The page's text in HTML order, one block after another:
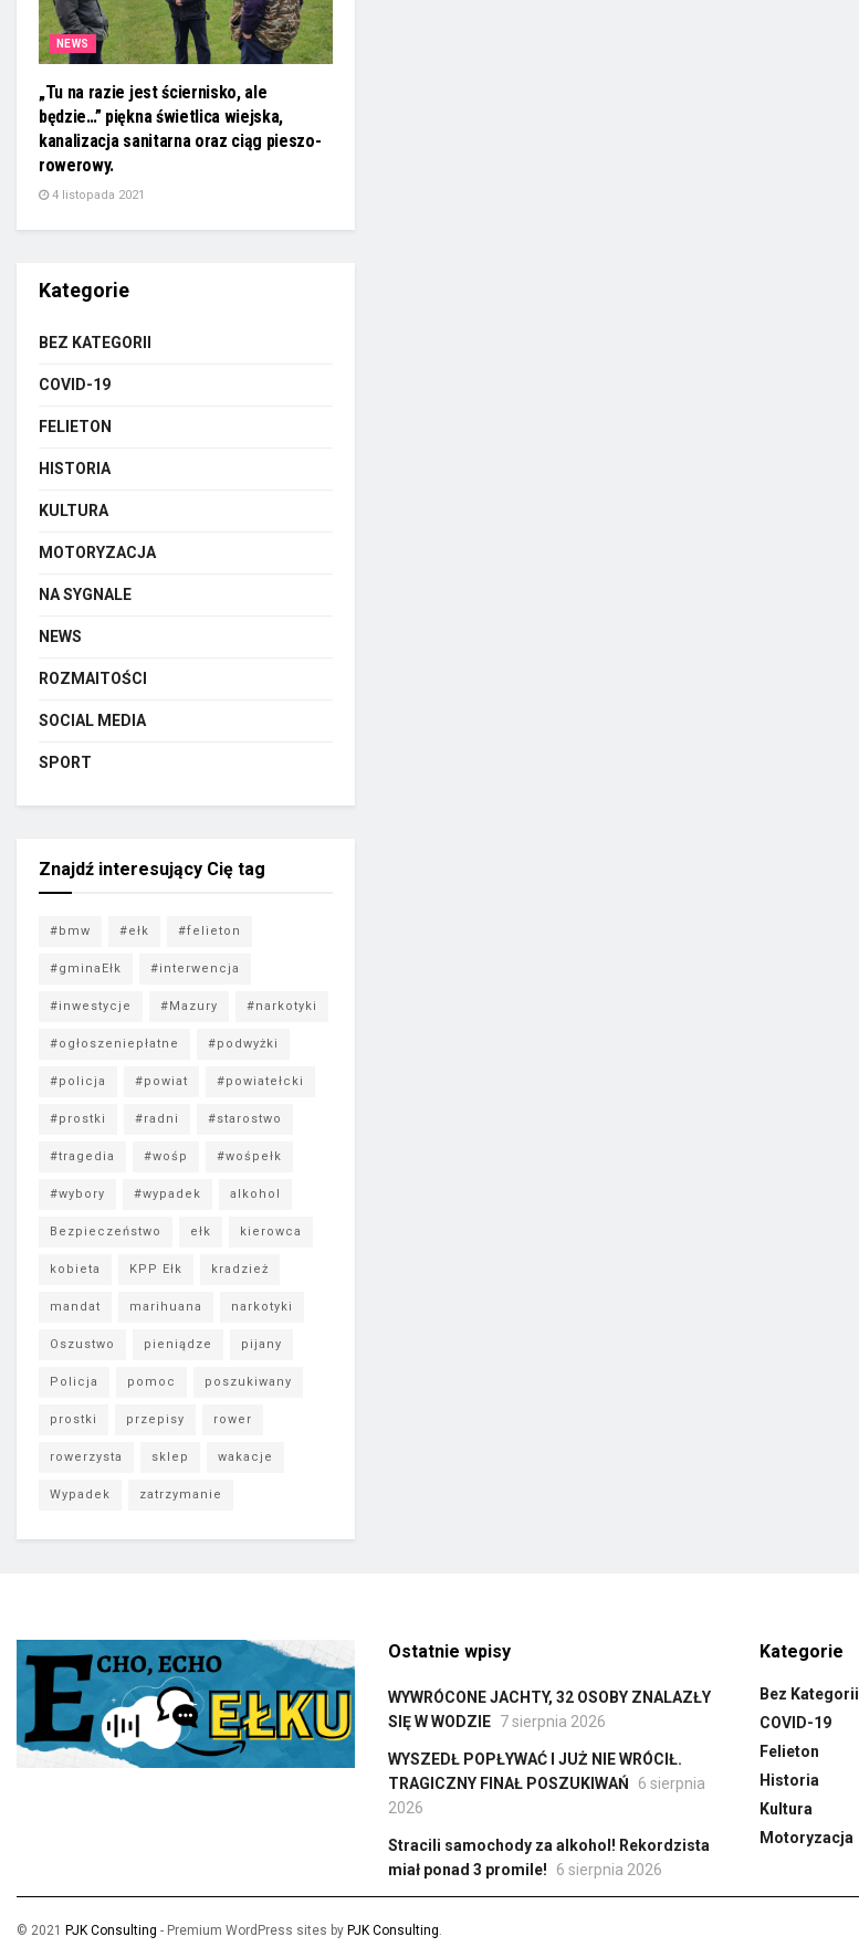
NEWS
„Tu na razie jest ściernisko, ale
będzie…” piękna świetlica wiejska,
kanalizacja sanitarna oraz ciąg pieszo-
rowerowy.
4 listopada 2021
Kategorie
BEZ KATEGORII
COVID-19
FELIETON
HISTORIA
KULTURA
MOTORYZACJA
NA SYGNALE
NEWS
ROZMAITOŚCI
SOCIAL MEDIA
SPORT
Znajdź interesujący Cię tag
#bmw #ełk #felieton
#gminaEłk #interwencja
#inwestycje #Mazury #narkotyki
#ogłoszeniepłatne #podwyżki
#policja #powiat #powiatełcki
#prostki #radni #starostwo
#tragedia #wośp #wośpełk
#wybory #wypadek alkohol
Bezpieczeństwo ełk kierowca
kobieta KPP Ełk kradzież
mandat marihuana narkotyki
Oszustwo pieniądze pijany
Policja pomoc poszukiwany
prostki przepisy rower
rowerzysta sklep wakacje
Wypadek zatrzymanie
Ostatnie wpisy
WYWRÓCONE JACHTY, 32 OSOBY ZNALAZŁY
SIĘ W WODZIE 7 sierpnia 2026
WYSZEDŁ POPŁYWAĆ I JUŻ NIE WRÓCIŁ.
TRAGICZNY FINAŁ POSZUKIWAŃ
6 sierpnia
2026
Stracili samochody za alkohol! Rekordzista
miał ponad 3 promile!
6 sierpnia 2026
Kategorie
Bez Kategorii
COVID-19
Felieton
Historia
Kultura
Motoryzacja
© 2021 PJK Consulting - Premium WordPress sites by PJK Consulting